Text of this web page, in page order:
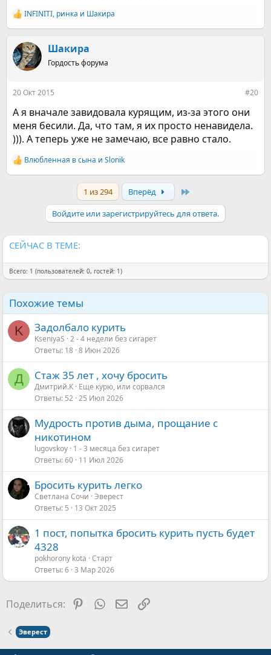
Р
е
к
ц
и
INFINITI, ринка и Шакира
Шакира
Гордость форума
20 Окт 2015 #20
А я вначале завидовала курящим, из-за этого они
меня бесили. Да, что там, я их просто ненавидела.
))). А теперь уже не замечаю, все равно стало.
Р
е
Влюбленная в сына и Slonik
1 из 294 Вперёд
Войдите или зарегистрируйтесь для ответа.
СЕЙЧАС В ТЕМЕ:
Всего: 1 (пользователей: 0, гостей: 1)
Похожие темы
K Задолбало курить
KseniyaS 2 - 4 недели без сигарет
Ответы 18 8 Июн 2026
Д Стаж 35 лет , хочу бросить
Дмитрий.К Еще курю, или сорвался
Ответы 52 25 Июл 2026
Мудрость против дыма, прощание с
никотином
lugovskoy 1 - 3 месяца без сигарет
Ответы 60 11 Июл 2026
Бросить курить легко
Светлана Сочи Эверест
Ответы 5 13 Окт 2025
1 пост, попытка бросить курить пусть будет
4328
pokhorony kota Старт
Ответы 6 3 Мар 2026
Поделиться: Pinterest
WhatsAppЭлектронная почта
Ссылка
Эверест